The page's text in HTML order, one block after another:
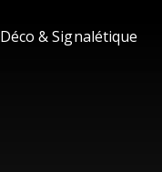
Déco & Signalétique